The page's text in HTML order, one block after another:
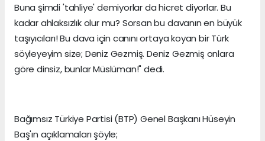
Buna şimdi 'tahliye' demiyorlar da hicret diyorlar. Bu
kadar ahlaksızlık olur mu? Sorsan bu davanın en büyük
taşıyıcıları! Bu dava için canını ortaya koyan bir Türk
söyleyeyim size; Deniz Gezmiş. Deniz Gezmiş onlara
göre dinsiz, bunlar Müslüman!" dedi.
Bağımsız Türkiye Partisi (BTP) Genel Başkanı Hüseyin
Baş'ın açıklamaları şöyle;